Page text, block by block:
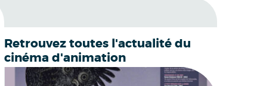
Retrouvez toutes l'actualité du
cinéma d'animation